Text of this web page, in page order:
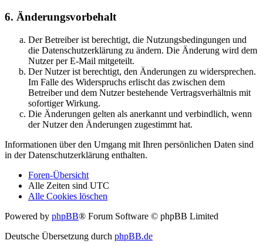
6. Änderungsvorbehalt
Der Betreiber ist berechtigt, die Nutzungsbedingungen und
die Datenschutzerklärung zu ändern. Die Änderung wird dem
Nutzer per E-Mail mitgeteilt.
Der Nutzer ist berechtigt, den Änderungen zu widersprechen.
Im Falle des Widerspruchs erlischt das zwischen dem
Betreiber und dem Nutzer bestehende Vertragsverhältnis mit
sofortiger Wirkung.
Die Änderungen gelten als anerkannt und verbindlich, wenn
der Nutzer den Änderungen zugestimmt hat.
Informationen über den Umgang mit Ihren persönlichen Daten sind
in der Datenschutzerklärung enthalten.
Foren-Übersicht
Alle Zeiten sind UTC
Alle Cookies löschen
Powered by phpBB® Forum Software © phpBB Limited
Deutsche Übersetzung durch phpBB.de